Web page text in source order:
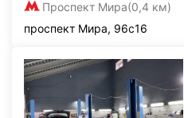
Проспект Мира(0,4 км)
проспект Мира, 96с16